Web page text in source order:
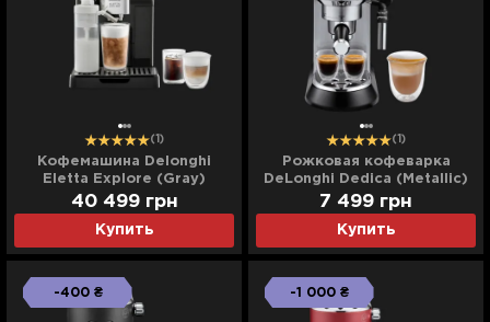
(1)
Кофемашина Delonghi
Eletta Explore (Gray)
Купить
40 499 грн
(1)
Рожковая кофеварка
DeLonghi Dedica (Metallic)
Купить
7 499 грн
-400 ₴ -1 000 ₴